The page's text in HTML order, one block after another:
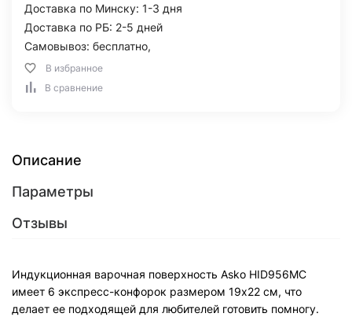
Доставка по Минску: 1-3 дня
Доставка по РБ: 2-5 дней
Самовывоз: бесплатно,
В избранное
В сравнение
Описание
Параметры
Отзывы
Индукционная варочная поверхность Asko HID956MC
имеет 6 экспресс-конфорок размером 19х22 см, что
делает ее подходящей для любителей готовить помногу.